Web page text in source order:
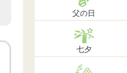
父の日
七夕